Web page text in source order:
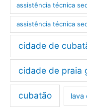
assistência técnica
assistência técnica
cidade de
cidade de praia
cubatão lava